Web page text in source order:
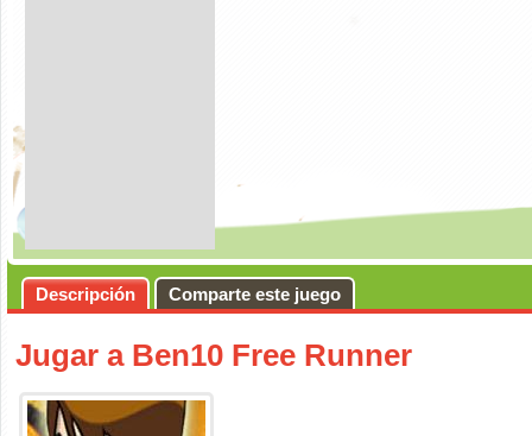
Descripción Comparte este juego
Jugar a Ben10 Free Runner